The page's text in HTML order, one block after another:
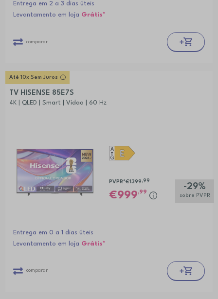
Entrega em 2 a 3 dias úteis
Levantamento em loja Grátis*
comparar
Até 10x Sem Juros
TV HISENSE 85E7S
4K | QLED | Smart | Vidaa | 60 Hz
-29%
sobre PVPR
PVPR*€1399 ,99
999,99
Entrega em 0 a 1 dias úteis
Levantamento em loja Grátis*
comparar